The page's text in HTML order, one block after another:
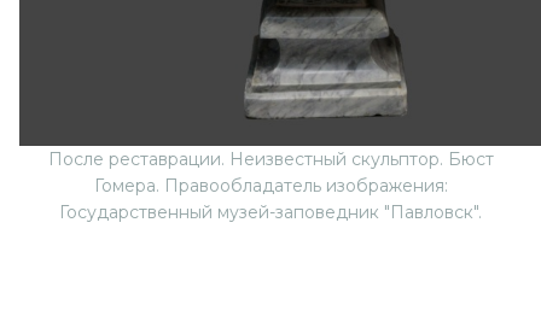
После реставрации. Неизвестный скульптор. Бюст
Гомера. Правообладатель изображения:
Государственный музей-заповедник "Павловск".